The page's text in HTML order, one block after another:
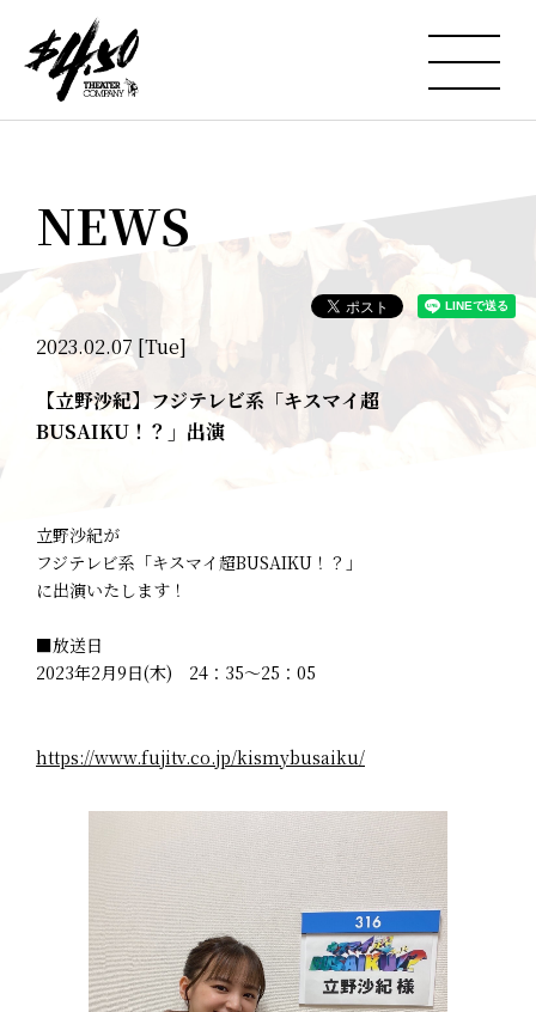
NEWS
2023.02.07 [Tue]
【立野沙紀】フジテレビ系「キスマイ超
BUSAIKU！？」出演
立野沙紀が
フジテレビ系「キスマイ超BUSAIKU！？」
に出演いたします！
■放送日
2023年2月9日(木) 24：35～25：05
https://www.fujitv.co.jp/kismybusaiku/